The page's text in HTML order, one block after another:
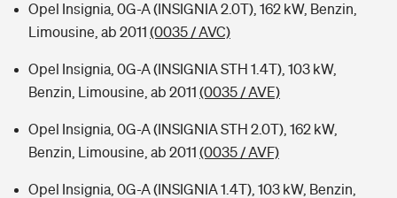
Opel Insignia, 0G-A (INSIGNIA 2.0T), 162 kW, Benzin,
Limousine, ab 2011 (0035 / AVC)
Opel Insignia, 0G-A (INSIGNIA STH 1.4T), 103 kW,
Benzin, Limousine, ab 2011 (0035 / AVE)
Opel Insignia, 0G-A (INSIGNIA STH 2.0T), 162 kW,
Benzin, Limousine, ab 2011 (0035 / AVF)
Opel Insignia, 0G-A (INSIGNIA 1.4T), 103 kW, Benzin,